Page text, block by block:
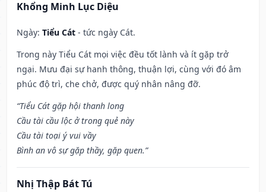
Khổng Minh Lục Diệu
Ngày: Tiểu Cát - tức ngày Cát.
Trong này Tiểu Cát mọi việc đều tốt lành và ít gặp trở
ngại. Mưu đại sự hanh thông, thuận lợi, cùng với đó âm
phúc độ trì, che chở, được quý nhân nâng đỡ.
“Tiểu Cát gặp hội thanh long
Cầu tài cầu lộc ở trong quẻ này
Cầu tài toại ý vui vầy
Bình an vô sự gặp thầy, gặp quen.”
Nhị Thập Bát Tú